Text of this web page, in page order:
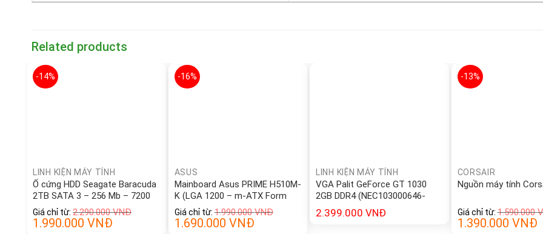
Related products
-14%
LINH KIỆN MÁY TÍNH
Ổ cứng HDD Seagate Baracuda
2TB SATA 3 – 256 Mb – 7200
RPM (ST2000DM008)
Giá chỉ từ: 2.290.000VNĐ
1.990.000 VNĐ
-16%
ASUS
Mainboard Asus PRIME H510M-
K (LGA 1200 – m-ATX Form
Factor – DDR4)
Giá chỉ từ:1.990.000VNĐ
1.690.000 VNĐ
LINH KIỆN MÁY TÍNH
VGA Palit GeForce GT 1030
2GB DDR4 (NEC103000646-
1082F)
2.399.000 VNĐ
-13%
CORSAIR
Nguồn máy tính
Giá chỉ từ:1.590.000
1.390.000 VNĐ